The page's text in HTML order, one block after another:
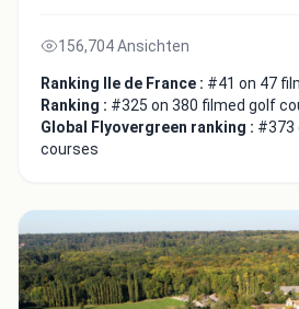
156,704 Ansichten
Ranking Ile de France : #41 on 47
Ranking : #325 on 380 filmed golf
Global Flyovergreen ranking : #373
courses